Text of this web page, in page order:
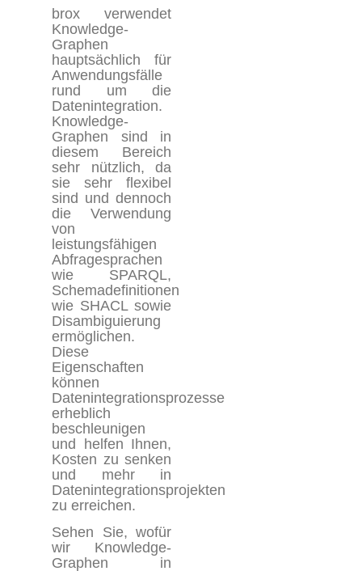
brox verwendet
Knowledge-
Graphen
hauptsächlich für
Anwendungsfälle
rund um die
Datenintegration.
Knowledge-
Graphen sind in
diesem Bereich
sehr nützlich, da
sie sehr flexibel
sind und dennoch
die Verwendung
von
leistungsfähigen
Abfragesprachen
wie SPARQL,
Schemadefinitionen
wie SHACL sowie
Disambiguierung
ermöglichen.
Diese
Eigenschaften
können
Datenintegrationsprozesse
erheblich
beschleunigen
und helfen Ihnen,
Kosten zu senken
und mehr in
Datenintegrationsprojekten
zu erreichen.
Sehen Sie, wofür
wir Knowledge-
Graphen in